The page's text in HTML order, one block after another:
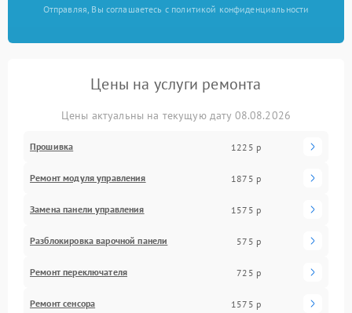
Отправляя, Вы соглашаетесь с политикой конфиденциальности
Цены на услуги ремонта
Цены актуальны на текущую дату 08.08.2026
Прошивка 1225 р
Ремонт модуля управления 1875 р
Замена панели управления 1575 р
Разблокировка варочной панели 575 р
Ремонт переключателя 725 р
Ремонт сенсора 1575 р